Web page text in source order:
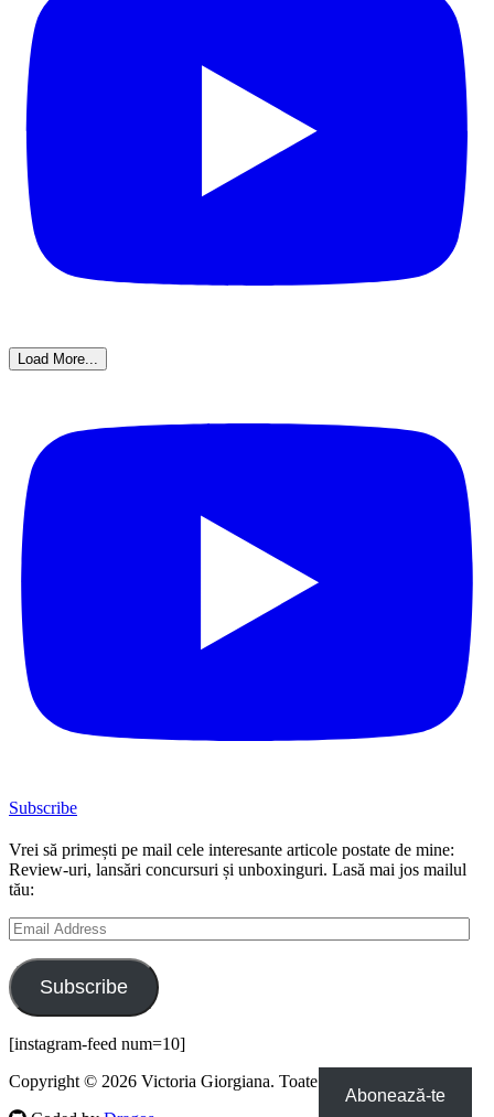
Load More...
Subscribe
Vrei să primești pe mail cele interesante articole postate de mine:
Review-uri, lansări concursuri și unboxinguri. Lasă mai jos mailul
tău:
Email
Address
Subscribe
[instagram-feed num=10]
Copyright © 2026 Victoria Giorgiana. Toate drepturile rezervate.
Abonează-te